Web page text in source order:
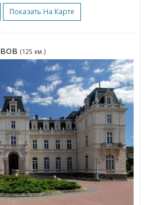
Показать На Карте
(125 км.)